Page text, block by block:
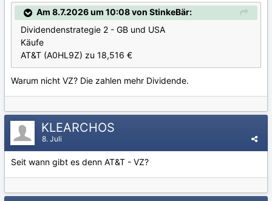
Am 8.7.2026 um 10:08 von StinkeBär:
Dividendenstrategie 2 - GB und USA
Käufe
AT&T (A0HL9Z) zu 18,516 €
Warum nicht VZ? Die zahlen mehr Dividende.
KLEARCHOS
8. Juli
Seit wann gibt es denn AT&T - VZ?